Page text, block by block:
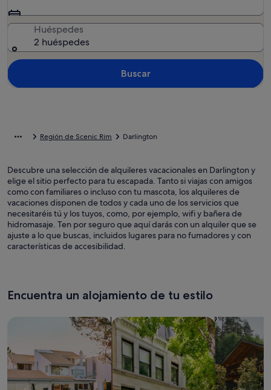
Huéspedes
2 huéspedes
Buscar
Región de Scenic Rim Darlington
Descubre una selección de alquileres vacacionales en Darlington y
elige el sitio perfecto para tu escapada. Tanto si viajas con amigos
como con familiares o incluso con tu mascota, los alquileres de
vacaciones disponen de todos y cada uno de los servicios que
necesitaréis tú y los tuyos, como, por ejemplo, wifi y bañera de
hidromasaje. Ten por seguro que aquí darás con un alquiler que se
ajuste a lo que buscas, incluidos lugares para no fumadores y con
características de accesibilidad.
Encuentra un alojamiento de tu estilo
Busca apartamentos Buscar